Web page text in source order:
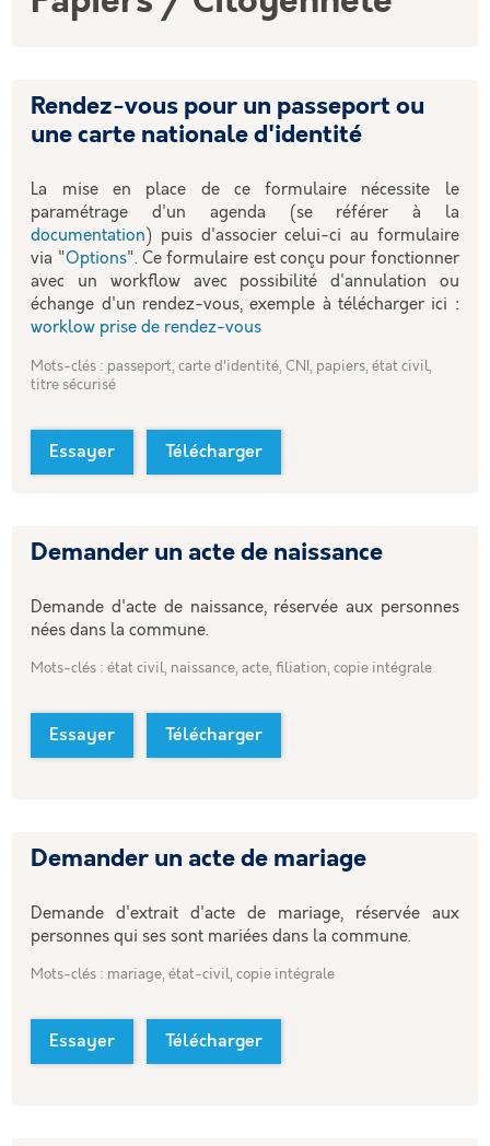
Rendez-vous pour un passeport ou
une carte nationale d'identité
La mise en place de ce formulaire nécessite le
paramétrage d'un agenda (se référer à la
documentation ) puis d'associer celui-ci au formulaire
via "Options". Ce formulaire est conçu pour fonctionner
avec un workflow avec possibilité d'annulation ou
échange d'un rendez-vous, exemple à télécharger ici :
worklow prise de rendez-vous
Mots-clés : passeport, carte d'identité, CNI, papiers, état civil,
titre sécurisé
Essayer Télécharger
Demander un acte de naissance
Demande d'acte de naissance, réservée aux personnes
nées dans la commune.
Mots-clés : état civil, naissance, acte, filiation, copie intégrale
Essayer Télécharger
Demander un acte de mariage
Demande d'extrait d'acte de mariage, réservée aux
personnes qui ses sont mariées dans la commune.
Mots-clés : mariage, état-civil, copie intégrale
Essayer Télécharger